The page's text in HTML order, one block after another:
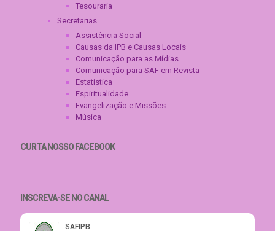
Tesouraria
Secretarias
Assistência Social
Causas da IPB e Causas Locais
Comunicação para as Mídias
Comunicação para SAF em Revista
Estatística
Espiritualidade
Evangelização e Missões
Música
CURTA NOSSO FACEBOOK
INSCREVA-SE NO CANAL